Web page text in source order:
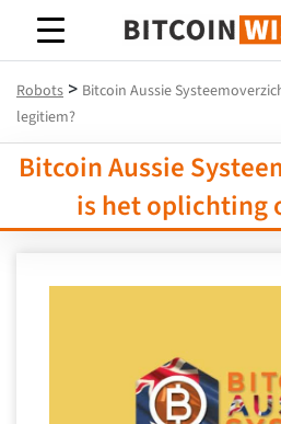
Bitcoin-
Robots > Bitcoin Aussie
legitiem?
Bitcoin Aussie
is het oplichting